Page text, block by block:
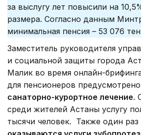
за выслугу лет повысили на
размера. Согласно данным
минимальная пенсия – 53 076
Заместитель руководителя
и социальной защиты города
Малик во время онлайн-
для пенсионеров предусмотрено
санаторно-курортное лечение.
среди жителей Астаны услугу
тысячи человек. Также один раз